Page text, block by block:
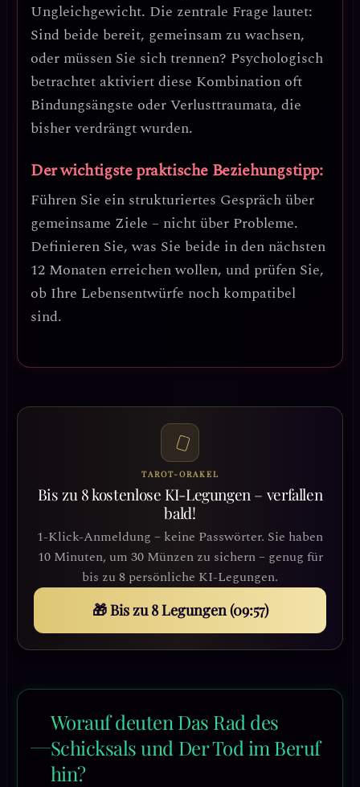
Ungleichgewicht. Die zentrale Frage lautet:
Sind beide bereit, gemeinsam zu wachsen,
oder müssen Sie sich trennen? Psychologisch
betrachtet aktiviert diese Kombination oft
Bindungsängste oder Verlusttraumata, die
bisher verdrängt wurden.
Der wichtigste praktische Beziehungstipp:
Führen Sie ein strukturiertes Gespräch über
gemeinsame Ziele – nicht über Probleme.
Definieren Sie, was Sie beide in den nächsten
12 Monaten erreichen wollen, und prüfen Sie,
ob Ihre Lebensentwürfe noch kompatibel
sind.
TAROT-ORAKEL
Bis zu 8 kostenlose KI-Legungen – verfallen
bald!
1-Klick-Anmeldung – keine Passwörter. Sie haben
10 Minuten, um 30 Münzen zu sichern – genug für
bis zu 8 persönliche KI-Legungen.
🎁 Bis zu 8 Legungen (09:54)
Worauf deuten Das Rad des
Schicksals und Der Tod im Beruf
hin?